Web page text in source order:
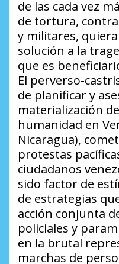
de las cada vez
de tortura,
y militares,
solución a la
que es
El perverso-
de planificar y
materialización
humanidad en
Nicaragua),
protestas
ciudadanos
sido factor de
de estrategias
acción conjunta
policiales y
en la brutal
marchas de